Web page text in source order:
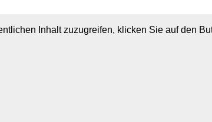
Inhalt zuzugreifen, klicken Sie auf den